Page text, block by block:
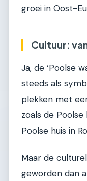
groei in Oost-
Cultuur:
Ja, de ‘Poolse
steeds als
plekken met
zoals de
Poolse huis in
Maar de
geworden dan